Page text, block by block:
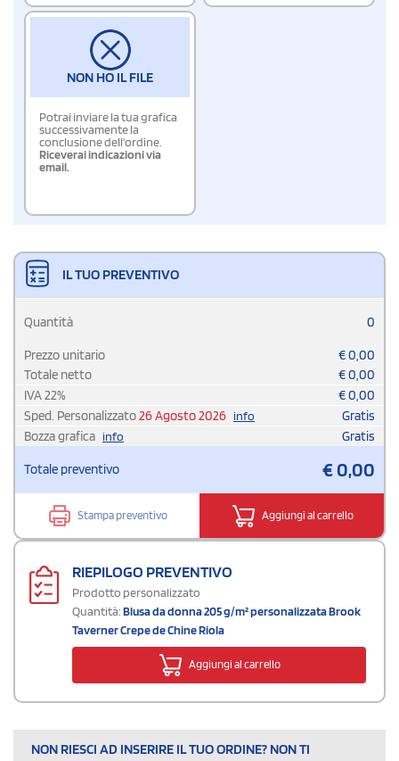
NON HO IL FILE
Potrai inviare la tua grafica
successivamente la
conclusione dell'ordine.
Riceverai indicazioni via
email.
IL TUO PREVENTIVO
Quantità 0
Prezzo unitario €0,00
Totale netto
€0,00
IVA22% €0,00
Sped. Personalizzato26 Agosto 2026 info
Gratis
Bozza grafica info Gratis
Totale preventivo €0,00
Stampa preventivo Aggiungi al carrello
RIEPILOGO PREVENTIVO
Prodotto personalizzato
Quantità:Blusa da donna 205 g/m² personalizzata Brook
Taverner Crepe de Chine Riola
Aggiungi al carrello
NON RIESCI AD INSERIRE IL TUO ORDINE? NON TI